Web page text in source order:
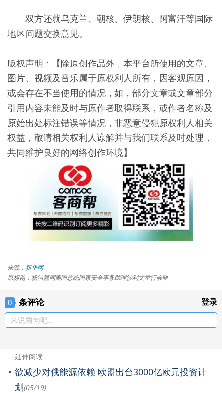
双方还就乌克兰、朝核、伊朗核、阿富汗等国际
地区问题交换意见。
版权声明：【除原创作品外，本平台所使用的文章、
图片、视频及音乐属于原权利人所有，因客观原因，
或会存在不当使用的情况，如，部分文章或文章部分
引用内容未能及时与原作者取得联系，或作者名称及
原始出处标注错误等情况，非恶意侵犯原权利人相关
权益，敬请相关权利人谅解并与我们联系及时处理，
共同维护良好的网络创作环境】
来源： 新华网
原标题：杨洁篪同美国总统国家安全事务助理沙利文举行会晤
0 条评论 登录
来说两句吧...
延伸阅读
欲减少对俄能源依赖 欧盟出台3000亿欧元投资计
划(05/19)